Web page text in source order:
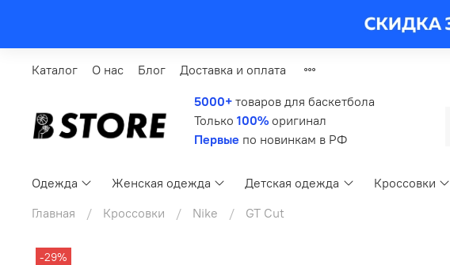
Каталог О нас Блог Доставка и оплата
5000+ товаров для баскетбола
Только 100% оригинал
Первые по новинкам в РФ
Одежда Женская одежда Детская одежда Кроссовки
Главная
Кроссовки Nike GT Cut
-29%